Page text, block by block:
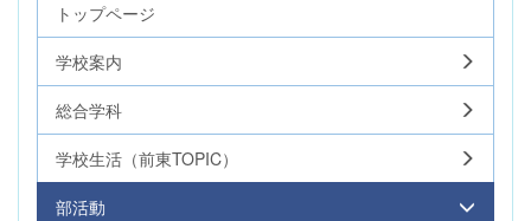
トップページ
学校案内
総合学科
学校生活（前東TOPIC）
部活動